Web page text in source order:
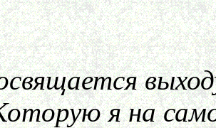
выходу
я на самом